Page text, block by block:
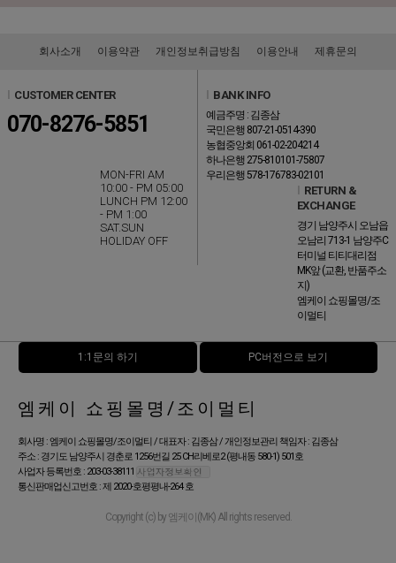
회사소개 이용약관 개인정보취급방침 이용안내 제휴문의
CUSTOMER CENTER
070-8276-5851
MON-FRI AM
10:00 - PM 05:00
LUNCH PM 12:00
- PM 1:00
SAT.SUN
HOLIDAY OFF
BANK INFO
예금주명 : 김종삼
국민은행 807-21-0514-390
농협중앙회 061-02-204214
하나은행 275-810101-75807
우리은행 578-176783-02101
RETURN &
EXCHANGE
경기 남양주시 오남읍
오남리 713-1 남양주C
터미널 티티대리점
MK앞 (교환, 반품주소
지)
엠케이 쇼핑몰명/조
이멀티
1:1문의 하기 PC버전으로 보기
엠케이 쇼핑몰명/조이멀티
회사명 : 엠케이 쇼핑몰명/조이멀티 / 대표자 : 김종삼 / 개인정보관리 책임자 : 김종삼
주소 : 경기도 남양주시 경춘로 1256번길 25 CH리베로2 (평내동 580-1) 501호
사업자 등록번호 : 203-03-38111
통신판매업신고번호 : 제 2020-호평평내-264 호
Copyright (c) by 엠케이(MK) All rights reserved.